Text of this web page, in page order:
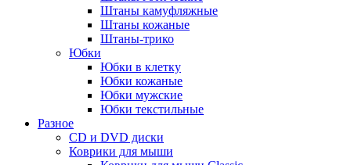
Штаны камуфляжные
Штаны кожаные
Штаны-трико
Юбки
Юбки в клетку
Юбки кожаные
Юбки мужские
Юбки текстильные
Разное
CD и DVD диски
Коврики для мыши